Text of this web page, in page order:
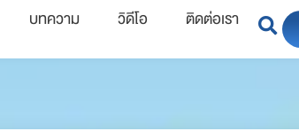
บทความ วิดีโอ ติดต่อเรา